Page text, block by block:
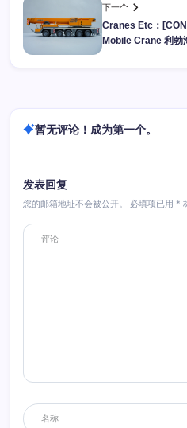
下一个
Cranes Etc：
Mobile Crane 利勃
暂无评论！成为第一个。
发表回复
您的邮箱地址不会被公开。 必填项已用 *